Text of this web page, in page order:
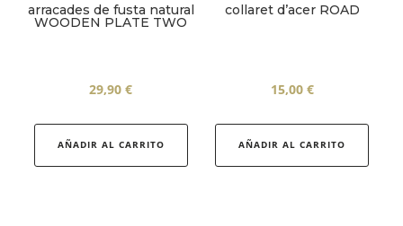
arracades de fusta natural
WOODEN PLATE TWO
29,90€
AÑADIR AL CARRITO
collaret d’acer ROAD
15,00 €
AÑADIR AL CARRITO